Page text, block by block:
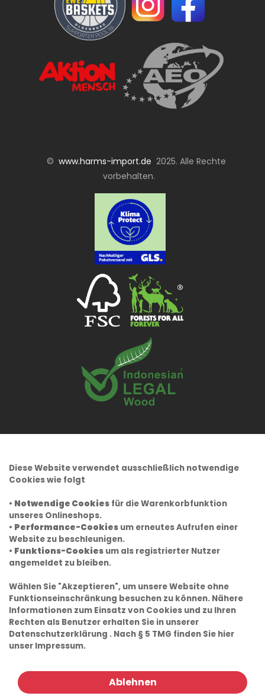
© www.harms-import.de 2025. Alle Rechte
vorbehalten.
Diese Website verwendet ausschließlich notwendige
Cookies wie folgt
• Notwendige Cookies für die Warenkorbfunktion
unseres Onlineshops.
• Performance-Cookies um erneutes Aufrufen einer
Website zu beschleunigen.
• Funktions-Cookies um als registrierter Nutzer
angemeldet zu bleiben.
Wählen Sie "Akzeptieren", um unsere Website ohne
Funktionseinschränkung besuchen zu können. Nähere
Informationen zum Einsatz von Cookies und zu Ihren
Rechten als Benutzer erhalten Sie in unserer
Datenschutzerklärung . Nach § 5 TMG finden Sie hier
unser Impressum.
Ablehnen